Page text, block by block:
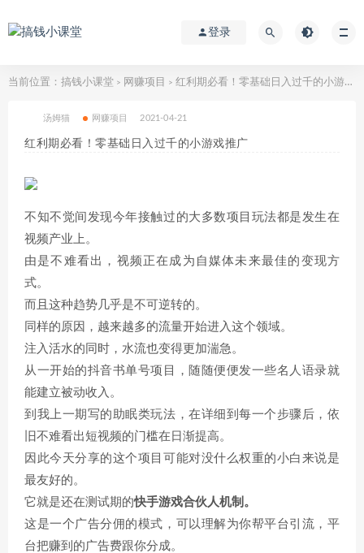
登录
当前位置： 搞钱小课堂 > 网赚项目 > 红利期必看！零基础日入过千的小游戏推广
汤姆猫 网赚项目 2021-04-21
红利期必看！零基础日入过千的小游戏推广
不知不觉间发现今年接触过的大多数项目玩法都是发生在
视频产业上。
由是不难看出，视频正在成为自媒体未来最佳的变现方
式。
而且这种趋势几乎是不可逆转的。
同样的原因，越来越多的流量开始进入这个领域。
注入活水的同时，水流也变得更加湍急。
从一开始的抖音书单号项目，随随便便发一些名人语录就
能建立被动收入。
到我上一期写的助眠类玩法，在详细到每一个步骤后，依
旧不难看出短视频的门槛在日渐提高。
因此今天分享的这个项目可能对没什么权重的小白来说是
最友好的。
它就是还在测试期的快手游戏合伙人机制。
这是一个广告分佣的模式，可以理解为你帮平台引流，平
台把赚到的广告费跟你分成。